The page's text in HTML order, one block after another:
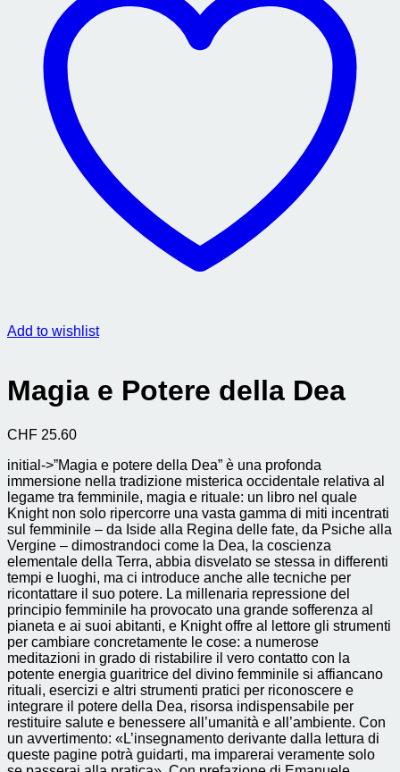
Add to wishlist
Magia e Potere della Dea
CHF 25.60
initial->”Magia e potere della Dea” è una profonda
immersione nella tradizione misterica occidentale relativa al
legame tra femminile, magia e rituale: un libro nel quale
Knight non solo ripercorre una vasta gamma di miti incentrati
sul femminile – da Iside alla Regina delle fate, da Psiche alla
Vergine – dimostrandoci come la Dea, la coscienza
elementale della Terra, abbia disvelato se stessa in differenti
tempi e luoghi, ma ci introduce anche alle tecniche per
ricontattare il suo potere. La millenaria repressione del
principio femminile ha provocato una grande sofferenza al
pianeta e ai suoi abitanti, e Knight offre al lettore gli strumenti
per cambiare concretamente le cose: a numerose
meditazioni in grado di ristabilire il vero contatto con la
potente energia guaritrice del divino femminile si affiancano
rituali, esercizi e altri strumenti pratici per riconoscere e
integrare il potere della Dea, risorsa indispensabile per
restituire salute e benessere all’umanità e all’ambiente. Con
un avvertimento: «L’insegnamento derivante dalla lettura di
queste pagine potrà guidarti, ma imparerai veramente solo